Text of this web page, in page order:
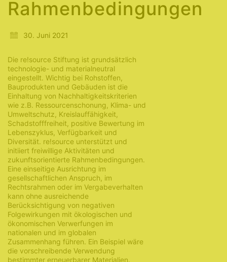
Rahmenbedingungen
30. Juni 2021
Die re!source Stiftung ist grundsätzlich
technologie- und materialneutral
eingestellt. Wichtig bei Rohstoffen,
Bauprodukten und Gebäuden ist die
Einhaltung von Nachhaltigkeitskriterien
wie z.B. Ressourcenschonung, Klima- und
Umweltschutz, Kreislauffähigkeit,
Schadstofffreiheit, positive Bewertung im
Lebenszyklus, Verfügbarkeit und
Diversität. re!source unterstützt und
initiiert freiwillige Aktivitäten und
zukunftsorientierte Rahmenbedingungen.
Eine einseitige Ausrichtung im
gesellschaftlichen Anspruch, im
Rechtsrahmen oder im Vergabeverhalten
kann ohne ausreichende
Berücksichtigung von negativen
Folgewirkungen mit ökologischen und
ökonomischen Verwerfungen im
nationalen und im globalen
Zusammenhang führen. Ein Beispiel wäre
die vorschreibende Verwendung
bestimmter erneuerbarer Materialien.